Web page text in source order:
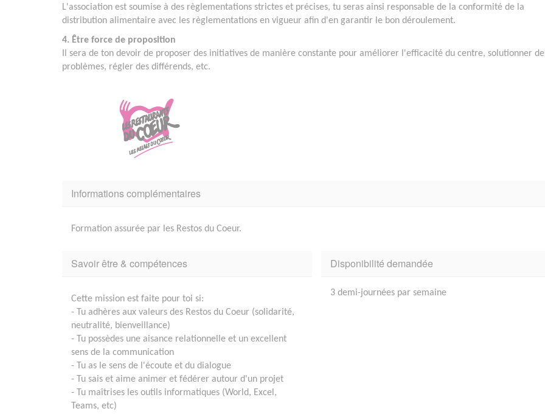
L'association est soumise à des règlementations strictes et précises, tu seras ainsi responsable de la conformité de la
distribution alimentaire avec les règlementations en vigueur afin d'en garantir le bon déroulement.
4. Être force de proposition
Il sera de ton devoir de proposer des initiatives de manière constante pour améliorer l'efficacité du centre, solutionner
problèmes, régler des différends, etc.
Informations complémentaires
Formation assurée par les Restos du Coeur.
Savoir être & compétences
Cette mission est faite pour toi si:
- Tu adhères aux valeurs des Restos du Coeur (solidarité,
neutralité, bienveillance)
- Tu possèdes une aisance relationnelle et un excellent
sens de la communication
- Tu as le sens de l'écoute et du dialogue
- Tu sais et aime animer et fédérer autour d'un projet
- Tu maîtrises les outils informatiques (World, Excel,
Teams, etc)
Disponibilité demandée
3 demi-journées par semaine